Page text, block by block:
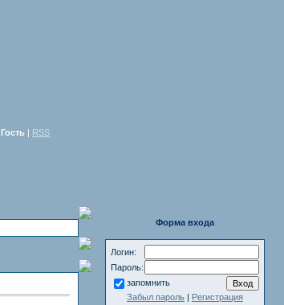
Гость | RSS
Форма входа
Логин:
Пароль:
запомнить
Забыл пароль | Регистрация